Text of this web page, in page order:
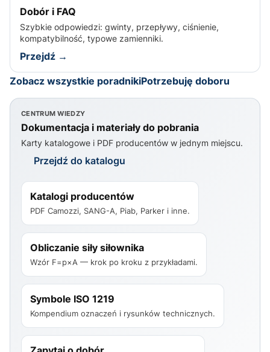
Dobór i FAQ
Szybkie odpowiedzi: gwinty, przepływy, ciśnienie,
kompatybilność, typowe zamienniki.
Przejdź →
Zobacz wszystkie poradnikiPotrzebuję doboru
CENTRUM WIEDZY
Dokumentacja i materiały do pobrania
Karty katalogowe i PDF producentów w jednym miejscu.
Przejdź do katalogu
Katalogi producentów
PDF Camozzi, SANG-A, Piab, Parker i inne.
Obliczanie siły siłownika
Wzór F=p×A — krok po kroku z przykładami.
Symbole ISO 1219
Kompendium oznaczeń i rysunków technicznych.